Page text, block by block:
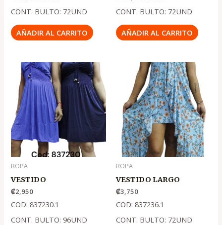
CONT. BULTO: 72UND
AÑADIR AL CARRITO
CONT. BULTO: 72UND
AÑADIR AL CARRITO
ROPA
VESTIDO
₡2,950
COD: 837230.1
CONT. BULTO: 96UND
ROPA
VESTIDO LARGO
₡3,750
COD: 837236.1
CONT. BULTO: 72UND